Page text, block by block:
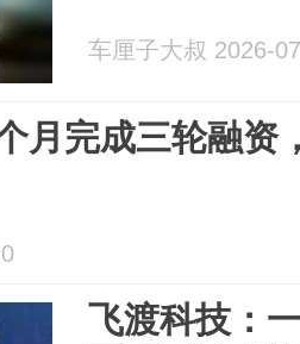
车厘子大叔 2026-
月完成三轮融资
飞渡科技：